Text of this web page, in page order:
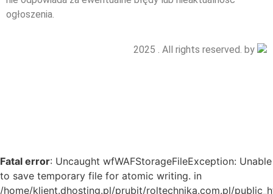
ogłoszenia.
2025 . All rights reserved. by
Fatal error: Uncaught wfWAFStorageFileException: Unable
to save temporary file for atomic writing. in
/home/klient.dhosting.pl/prubit/roltechnika.com.pl/